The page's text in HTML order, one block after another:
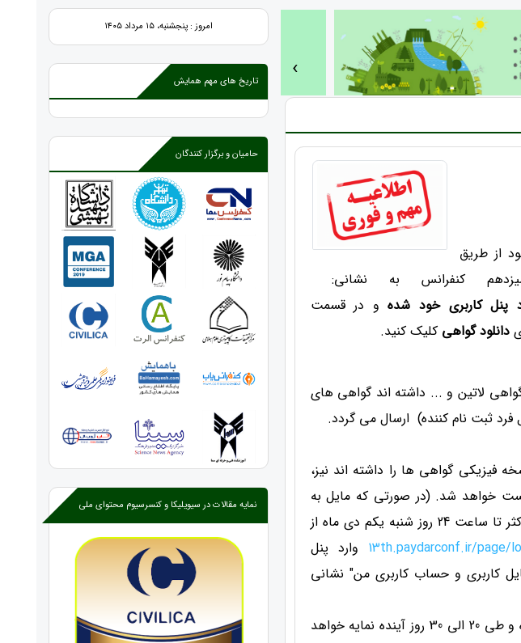
‹
از طریق
کنفرانس به نشانی:
پنل کاربری خود شدهو در قسمت
دانلود گواهی کلیک کنید.
لاتین و ... داشته اند گواهی های
فرد ثبت نام کننده) ارسال می گردد.
فیزیکی گواهی ها را داشته اند نیز،
خواهد شد. (در صورتی که مایل به
ویرایش نشانی پستی می باشید حداکثر تا ساعت 24 روز شنبه یکم دی ماه از
13th.paydarconf.ir/page/ وارد پنل
کاربری و حساب کاربری من" نشانی
- کلیه مقالات به سیویلیکا ارسال شده و طی 20 الی 30 روز آینده نمایه خواهد
امروز : پنجشنبه، ۱۵ مرداد ۱۴۰۵
تاریخ های مهم همایش
حامیان و برگزار کنندگان
نمایه مقالات در سیویلیکا و کنسرسیوم محتوای ملی